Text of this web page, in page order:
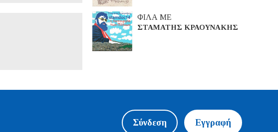
ΦΙΛΑ ΜΕ
ΣΤΑΜΑΤΗΣ ΚΡΑΟΥΝΑΚΗΣ
Σύνδεση Εγγραφή